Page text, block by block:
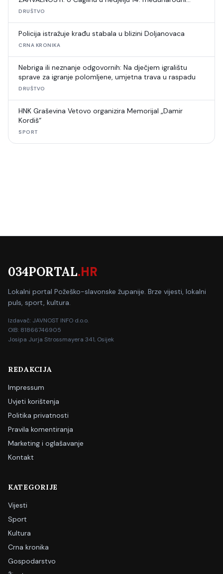
šahovski turnir
DRUŠTVO
Policija istražuje krađu stabala u blizini Doljanovaca
CRNA KRONIKA
Nebriga ili neznanje odgovornih: Na dječjem igralištu
sprave za igranje polomljene, umjetna trava u raspadu
DRUŠTVO
HNK Graševina Vetovo organizira Memorijal „Damir
Kordiš“
SPORT
034PORTAL.HR
Lokalni portal Požeško-slavonske županije. Brze vijesti, lokalni
puls, sport, kultura.
Izdavač: JAVNOST INFO d.o.o.
OIB: 81866746905
Josipa Jurja Strossmayera 341, Osijek
REDAKCIJA
Impressum
Uvjeti korištenja
Politika privatnosti
Pravila komentiranja
Marketing i oglašavanje
Kontakt
KATEGORIJE
Vijesti
Sport
Kultura
Crna kronika
Gospodarstvo